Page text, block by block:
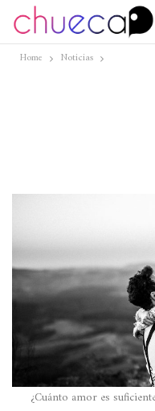
Home Noticias
¿Cuánto amor es